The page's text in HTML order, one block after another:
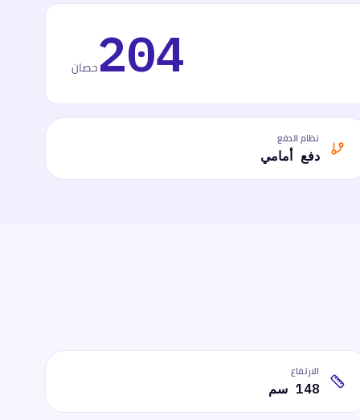
204حصان
نظام الدفع
دفع أمامي
الارتفاع
148 سم